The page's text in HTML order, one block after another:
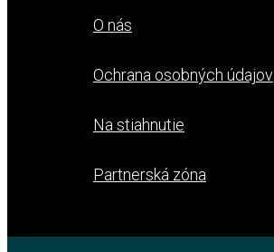
O nás
Ochrana osobných údajov
Na stiahnutie
Partnerská zóna